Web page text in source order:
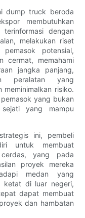
dump truck beroda
membutuhkan
dengan
melakukan riset
potensial,
cermat, memahami
jangka panjang,
peralatan yang
meminimalkan risiko.
yang bukan
yang mampu
ini, pembeli
untuk membuat
yang pada
proyek mereka
medan yang
ketat di luar negeri,
dapat membuat
dan hambatan